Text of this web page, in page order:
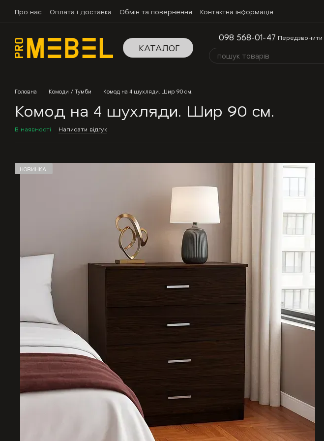
Про нас Оплата і доставка Обмін та повернення Контактна інформація
КАТАЛОГ
098 568-01-47 Передзвонити
Головна Комоди / Тумби Комод на 4 шухляди. Шир 90 см.
Комод на 4 шухляди. Шир 90 см.
В наявності Написати відгук
НОВИНКА